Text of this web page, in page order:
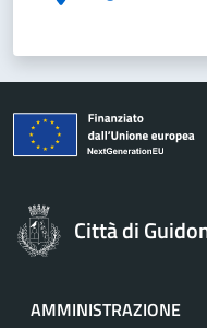
Città di
AMMINISTRAZIONE